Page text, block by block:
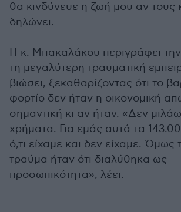
θα κινδύνευε η ζωή μου αν τους
δηλώνει.
Η κ. Μπακαλάκου περιγράφει
τη μεγαλύτερη τραυματική
βιώσει, ξεκαθαρίζοντας ότι το
φορτίο δεν ήταν η οικονομική
σημαντική κι αν ήταν. «Δεν
χρήματα. Για εμάς αυτά τα
ό,τι είχαμε και δεν είχαμε. Όμως
τραύμα ήταν ότι διαλύθηκα ως
προσωπικότητα», λέει.